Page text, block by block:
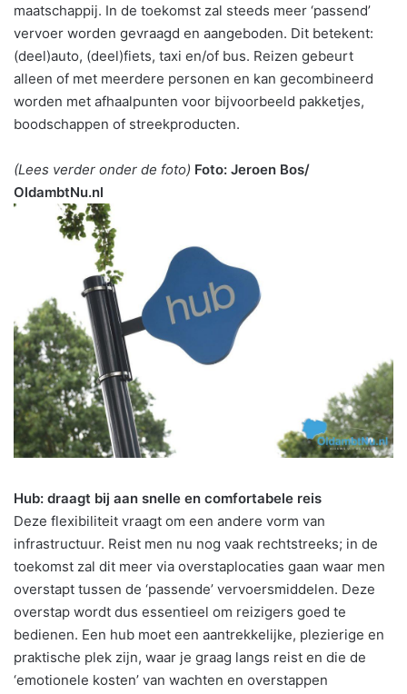
maatschappij. In de toekomst zal steeds meer ‘passend’
vervoer worden gevraagd en aangeboden. Dit betekent:
(deel)auto, (deel)fiets, taxi en/of bus. Reizen gebeurt
alleen of met meerdere personen en kan gecombineerd
worden met afhaalpunten voor bijvoorbeeld pakketjes,
boodschappen of streekproducten.
(Lees verder onder de foto) Foto: Jeroen Bos/
OldambtNu.nl
Hub: draagt bij aan snelle en comfortabele reis
Deze flexibiliteit vraagt om een andere vorm van
infrastructuur. Reist men nu nog vaak rechtstreeks; in de
toekomst zal dit meer via overstaplocaties gaan waar men
overstapt tussen de ‘passende’ vervoersmiddelen. Deze
overstap wordt dus essentieel om reizigers goed te
bedienen. Een hub moet een aantrekkelijke, plezierige en
praktische plek zijn, waar je graag langs reist en die de
‘emotionele kosten’ van wachten en overstappen